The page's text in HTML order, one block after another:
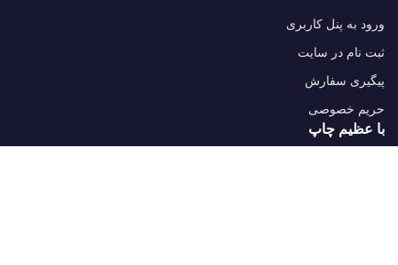
ورود به پنل کاربری
ثبت نام در سایت
پیگیری سفارش
حریم خصوصی
با عظیم چاپ